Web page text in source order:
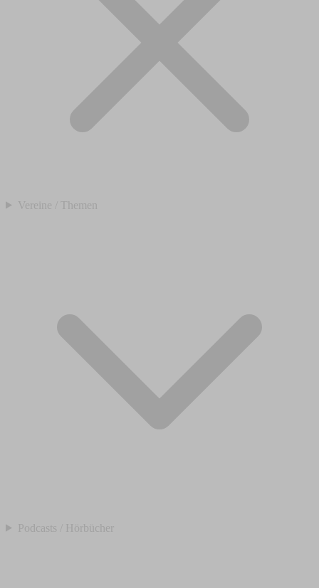
Vereine / Themen
Podcasts / Hörbücher